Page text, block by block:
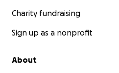
Charity fundraising
Sign up as a nonprofit
About